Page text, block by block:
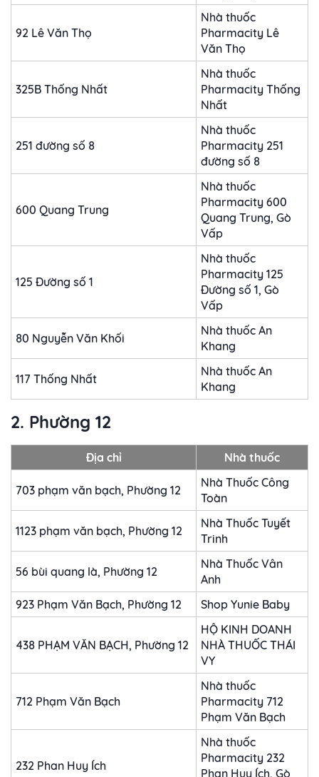
92 Lê Văn Thọ
Nhà thuốc
Pharmacity Lê
Văn Thọ
325B Thống Nhất
Nhà thuốc
Pharmacity Thống
Nhất
251 đường số 8
Nhà thuốc
Pharmacity 251
đường số 8
600 Quang Trung
Nhà thuốc
Pharmacity 600
Quang Trung, Gò
Vấp
125 Đường số 1
Nhà thuốc
Pharmacity 125
Đường số 1, Gò
Vấp
80 Nguyễn Văn Khối
Nhà thuốc An
Khang
117 Thống Nhất
Nhà thuốc An
Khang
2. Phường 12
Địa chỉ Nhà thuốc
703 phạm văn bạch, Phường 12
Nhà Thuốc Công
Toàn
1123 phạm văn bạch, Phường 12
Nhà Thuốc Tuyết
Trinh
56 bùi quang là, Phường 12
Nhà Thuốc Vân
Anh
923 Phạm Văn Bạch, Phường 12
Shop Yunie Baby
438 PHẠM VĂN BẠCH, Phường 12
HỘ KINH DOANH
NHÀ THUỐC THÁI
VY
712 Phạm Văn Bạch
Nhà thuốc
Pharmacity 712
Phạm Văn Bạch
232 Phan Huy Ích
Nhà thuốc
Pharmacity 232
Phan Huy Ích, Gò